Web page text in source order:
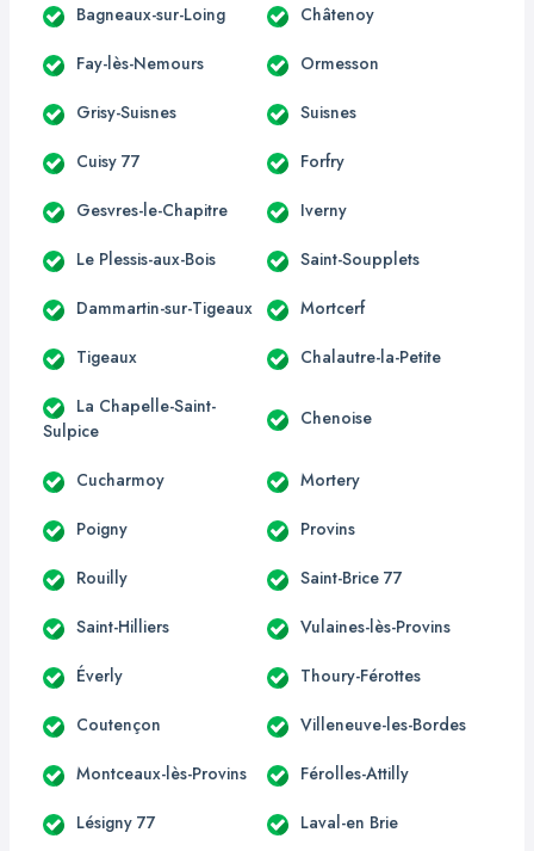
Bagneaux-sur-Loing Châtenoy
Fay-lès-Nemours Ormesson
Grisy-Suisnes Suisnes
Cuisy 77 Forfry
Gesvres-le-Chapitre Iverny
Le Plessis-aux-Bois Saint-Soupplets
Dammartin-sur-Tigeaux Mortcerf
Tigeaux Chalautre-la-Petite
La Chapelle-Saint-
Sulpice
Chenoise
Cucharmoy Mortery
Poigny Provins
Rouilly Saint-Brice 77
Saint-Hilliers Vulaines-lès-Provins
Éverly Thoury-Férottes
Coutençon Villeneuve-les-Bordes
Montceaux-lès-Provins Férolles-Attilly
Lésigny 77 Laval-en Brie